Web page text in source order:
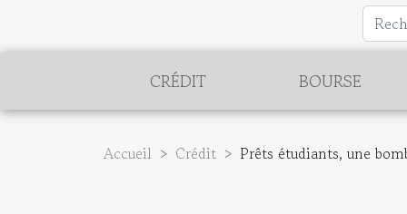
CRÉDIT BOURSE
Accueil Crédit Prêts étudiants, une